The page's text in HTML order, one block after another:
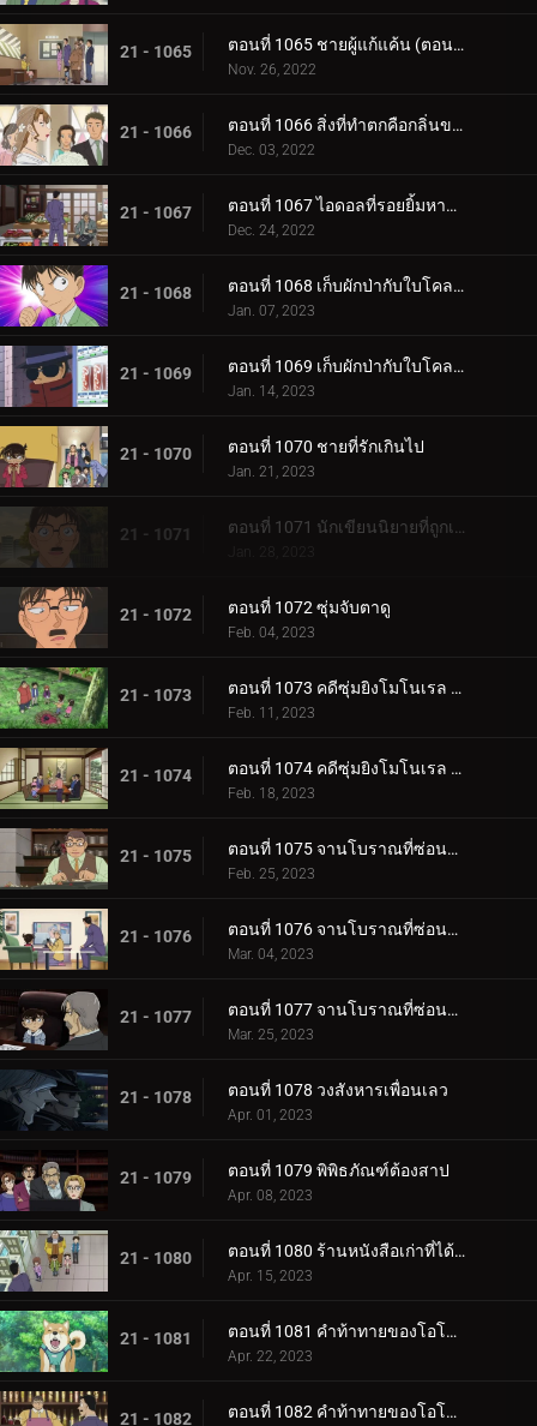
21 - 1065 ตอนที่ 1065 ชายผู้แก้แค้น (ตอนจบ)
Nov. 26, 2022
21 - 1066 ตอนที่ 1066 สิ่งที่ทำตกคือกลิ่นของคดี
Dec. 03, 2022
21 - 1067 ตอนที่ 1067 ไอดอลที่รอยยิ้มหายไป
Dec. 24, 2022
21 - 1068 ตอนที่ 1068 เก็บผักป่ากับใบโคลเวอร์ (ตอนแรก)
Jan. 07, 2023
21 - 1069 ตอนที่ 1069 เก็บผักป่ากับใบโคลเวอร์ (ตอนจบ)
Jan. 14, 2023
21 - 1070 ตอนที่ 1070 ชายที่รักเกินไป
Jan. 21, 2023
21 - 1071 ตอนที่ 1071 นักเขียนนิยายที่ถูกเรียกว่าจอมมาร
Jan. 28, 2023
21 - 1072 ตอนที่ 1072 ซุ่มจับตาดู
Feb. 04, 2023
21 - 1073 ตอนที่ 1073 คดีซุ่มยิงโมโนเรล (ตอนแรก)
Feb. 11, 2023
21 - 1074 ตอนที่ 1074 คดีซุ่มยิงโมโนเรล (ตอนจบ)
Feb. 18, 2023
21 - 1075 ตอนที่ 1075 จานโบราณที่ซ่อนไม่มิด (ตอนแรก)
Feb. 25, 2023
21 - 1076 ตอนที่ 1076 จานโบราณที่ซ่อนไม่มิด (ตอนกลาง)
Mar. 04, 2023
21 - 1077 ตอนที่ 1077 จานโบราณที่ซ่อนไม่มิด (ตอนจบ)
Mar. 25, 2023
21 - 1078 ตอนที่ 1078 วงสังหารเพื่อนเลว
Apr. 01, 2023
21 - 1079 ตอนที่ 1079 พิพิธภัณฑ์ต้องสาป
Apr. 08, 2023
21 - 1080 ตอนที่ 1080 ร้านหนังสือเก่าที่ได้ยินเสียงหวูดรถไฟ 3
Apr. 15, 2023
21 - 1081 ตอนที่ 1081 คำท้าทายของโอโอกะ โมมิจิ (ตอนแรก)
Apr. 22, 2023
21 - 1082 ตอนที่ 1082 คำท้าทายของโอโอกะ โมมิจิ (ตอนจบ)